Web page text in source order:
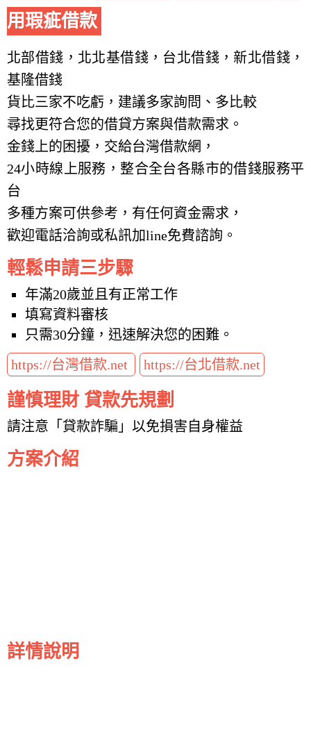
用瑕疵借款
北部借錢，北北基借錢，台北借錢，新北借錢，
基隆借錢
貨比三家不吃虧，建議多家詢問、多比較
尋找更符合您的借貸方案與借款需求。
金錢上的困擾，交給台灣借款網，
24小時線上服務，整合全台各縣市的借錢服務平
台
多種方案可供參考，有任何資金需求，
歡迎電話洽詢或私訊加line免費諮詢。
輕鬆申請三步驟
年滿20歲並且有正常工作
填寫資料審核
只需30分鐘，迅速解決您的困難。
https://台灣借款.net
https://台北借款.net
謹慎理財 貸款先規劃
請注意「貸款詐騙」以免損害自身權益
方案介紹
詳情說明